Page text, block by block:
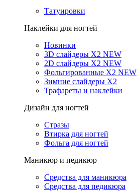
Татуировки
Наклейки для ногтей
Новинки
3D слайдеры X2 NEW
2D слайдеры X2 NEW
Фольгированные X2 NEW
Зимние слайдеры Х2
Трафареты и наклейки
Дизайн для ногтей
Стразы
Втирка для ногтей
Фольга для ногтей
Маникюр и педикюр
Средства для маникюра
Средства для педикюра